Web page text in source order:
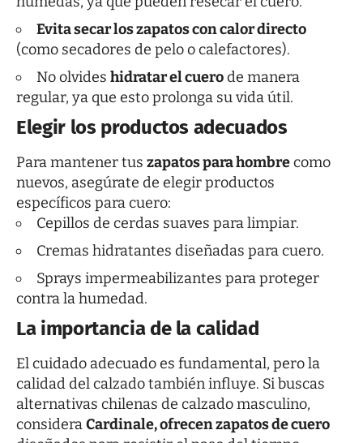
Evita secar los zapatos con calor directo
(como secadores de pelo o calefactores).
No olvides hidratar el cuerode manera
regular, ya que esto prolonga su vida útil.
Elegir los productos adecuados
Para mantener tus zapatos para hombrecomo
nuevos, asegúrate de elegir productos
específicos para cuero:
Cepillos de cerdas suaves para limpiar.
Cremas hidratantes diseñadas para cuero.
Sprays impermeabilizantes para proteger
contra la humedad.
La importancia de la calidad
El cuidado adecuado es fundamental, pero la
calidad del calzado también influye. Si buscas
alternativas chilenas de calzado masculino,
consideraCardinale, ofrecen zapatos de cuero